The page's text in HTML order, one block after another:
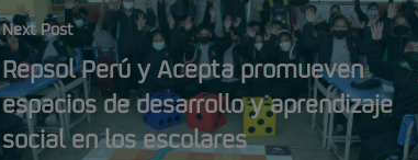
Next Post
Repsol Perú y Acepta promueven
espacios de desarrollo y aprendizaje
social en los escolares